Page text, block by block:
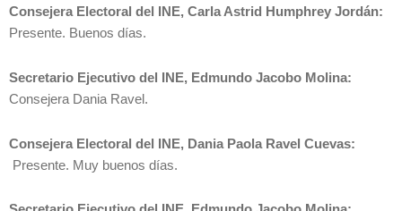
Consejera Electoral del INE, Carla Astrid Humphrey Jordán:
Presente. Buenos días.
Secretario Ejecutivo del INE, Edmundo Jacobo Molina:
Consejera Dania Ravel.
Consejera Electoral del INE, Dania Paola Ravel Cuevas:
Presente. Muy buenos días.